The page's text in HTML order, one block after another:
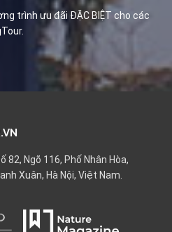
trình ưu đãi ĐẶC BIỆT cho các
82, Ngõ 116, Phố Nhân Hòa,
Xuân, Hà Nội, Việt Nam.